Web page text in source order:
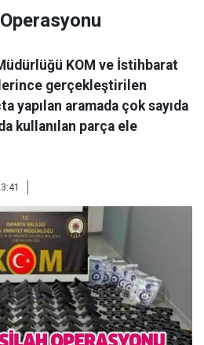
KOM ve İstihbarat
gerçekleştirilen
yapılan aramada çok sayıda
kullanılan parça ele